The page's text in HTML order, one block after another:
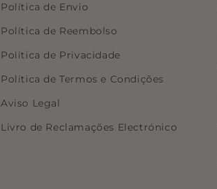
Política de Envio
Política de Reembolso
Política de Privacidade
Política de Termos e Condições
Aviso Legal
Livro de Reclamações Electrónico